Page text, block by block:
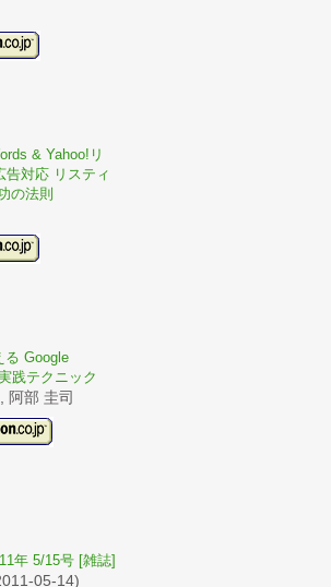
& Yahoo!リ
告対応 リスティ
の法則
る Google
践テクニック
阿部 圭司
年 5/15号 [雑誌]
05-14)